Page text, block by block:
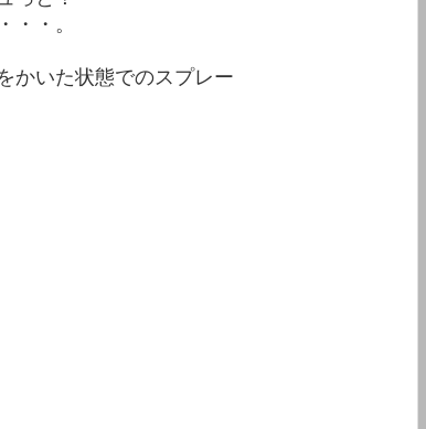
・・。
かいた状態でのスプレー